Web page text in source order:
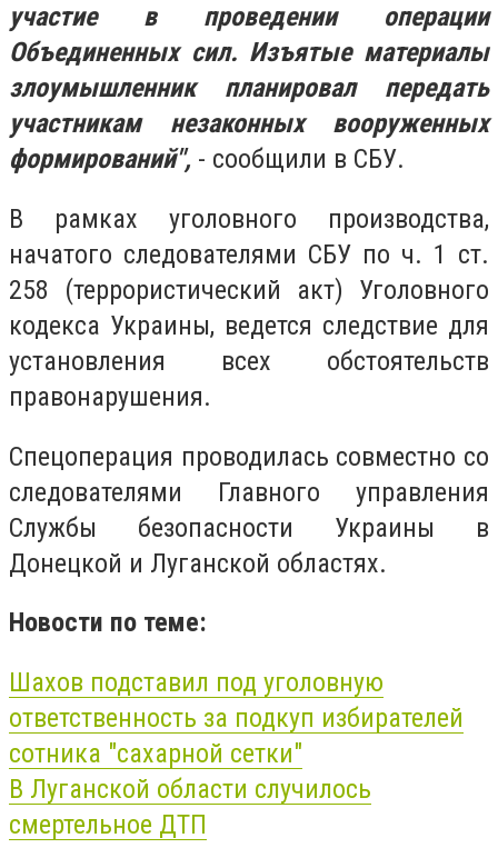
участие в проведении операции
Объединенных сил. Изъятые материалы
злоумышленник планировал передать
участникам незаконных вооруженных
формирований", - сообщили в СБУ.
В рамках уголовного производства,
начатого следователями СБУ по ч. 1 ст.
258 (террористический акт) Уголовного
кодекса Украины, ведется следствие для
установления всех обстоятельств
правонарушения.
Спецоперация проводилась совместно со
следователями Главного управления
Службы безопасности Украины в
Донецкой и Луганской областях.
Новости по теме:
Шахов подставил под уголовную
ответственность за подкуп избирателей
сотника "сахарной сетки"
В Луганской области случилось
смертельное ДТП